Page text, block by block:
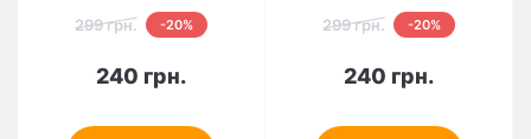
299 грн. -20%
240 грн.
299 грн. -20%
240 грн.